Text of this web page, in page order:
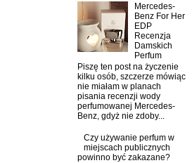
Mercedes-
Benz For Her
EDP
Recenzja
Damskich
Perfum
Piszę ten post na życzenie
kilku osób, szczerze mówiąc
nie miałam w planach
pisania recenzji wody
perfumowanej Mercedes-
Benz, gdyż nie zdoby...
Czy używanie perfum w
miejscach publicznych
powinno być zakazane?